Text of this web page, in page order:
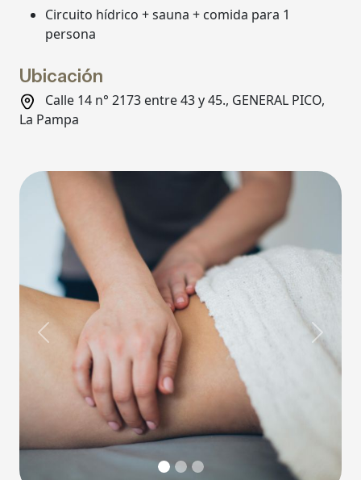
Circuito hídrico + sauna + comida para 1
persona
Ubicación
Calle 14 n° 2173 entre 43 y 45., GENERAL PICO,
La Pampa
Previous Next